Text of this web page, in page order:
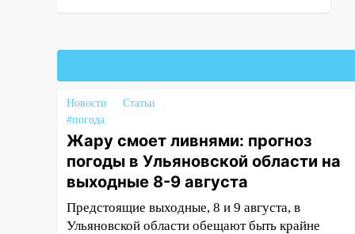
больницы поступили шесть
16:51
В Чердаклинском районе
ремонтируют дороги, ставят
остановки и проводят новое
освещение
16:35 В Ульяновске установили
ещё девять бункеров для
крупногабаритного мусора
Новости
Статьи
#погода
Жару смоет ливнями: прогноз
погоды в Ульяновской области на
выходные 8-9 августа
Предстоящие выходные, 8 и 9 августа, в
Ульяновской области обещают быть крайне